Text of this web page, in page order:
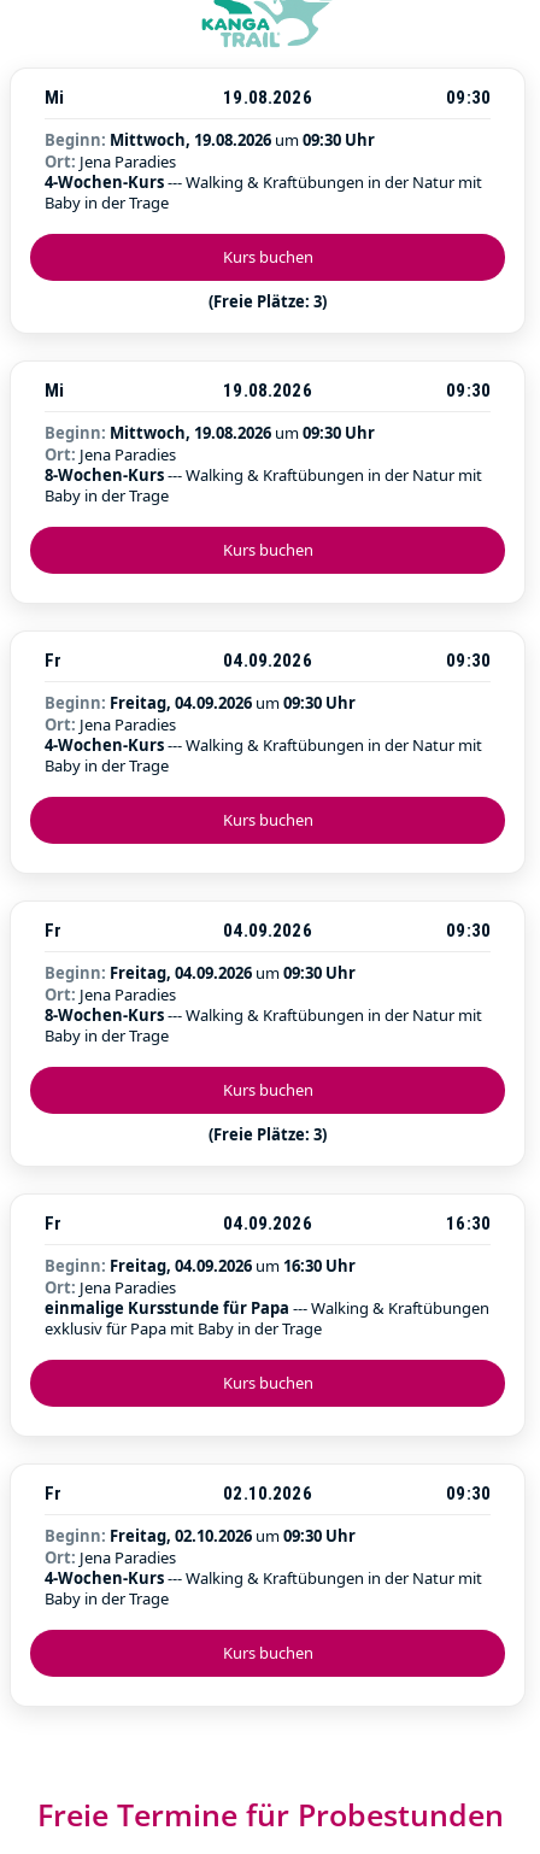
Kurs buchen
(Freie Plätze: 3)
Mi 19.08.2026
09:30
Beginn: Mittwoch, 19.08.2026 um09:30 Uhr
Ort: Jena Paradies
4-Wochen-Kurs--- Walking & Kraftübungen in der Natur mit
Baby in der Trage
Kurs buchen
Mi 19.08.2026
09:30
Beginn: Mittwoch, 19.08.2026 um09:30 Uhr
Ort: Jena Paradies
8-Wochen-Kurs--- Walking & Kraftübungen in der Natur mit
Baby in der Trage
Kurs buchen
Fr 04.09.2026
09:30
Beginn: Freitag, 04.09.2026 um09:30 Uhr
Ort: Jena Paradies
4-Wochen-Kurs--- Walking & Kraftübungen in der Natur mit
Baby in der Trage
Kurs buchen
(Freie Plätze: 3)
Fr 04.09.2026
09:30
Beginn: Freitag, 04.09.2026 um09:30 Uhr
Ort: Jena Paradies
8-Wochen-Kurs--- Walking & Kraftübungen in der Natur mit
Baby in der Trage
Kurs buchen
Fr 04.09.2026
16:30
Beginn: Freitag, 04.09.2026 um 16:30 Uhr
Ort: Jena Paradies
einmalige Kursstunde für Papa --- Walking & Kraftübungen
exklusiv für Papa mit Baby in der Trage
Kurs buchen
Fr 02.10.2026
09:30
Beginn: Freitag, 02.10.2026 um09:30 Uhr
Ort: Jena Paradies
4-Wochen-Kurs--- Walking & Kraftübungen in der Natur mit
Baby in der Trage
Freie Termine für Probestunden